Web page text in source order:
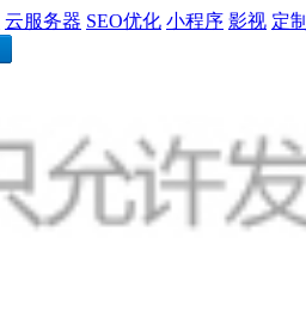
云服务器 SEO优化 小程序 影视 定